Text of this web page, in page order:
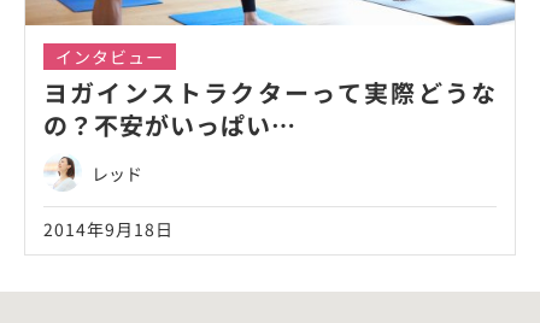
インタビュー
ヨガインストラクターって実際どうな
の？不安がいっぱい…
レッド
2014年9月18日